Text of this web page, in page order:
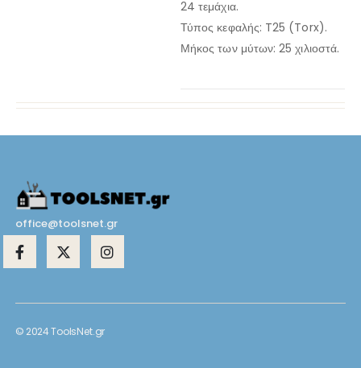
24 τεμάχια.
Τύπος κεφαλής: T25 (Torx).
Μήκος των μύτων: 25 χιλιοστά.
office@toolsnet.gr
© 2024 ToolsNet.gr